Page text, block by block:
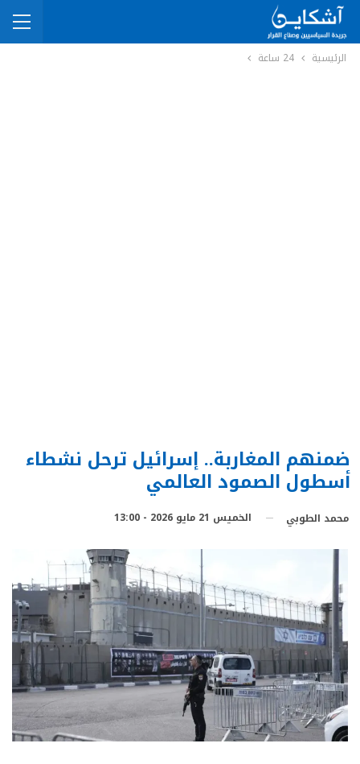
الرئيسية 24 ساعة
ضمنهم المغاربة.. إسرائيل ترحل نشطاء
أسطول الصمود العالمي
محمد الطوبي الخميس 21 مايو 2026 - 13:00